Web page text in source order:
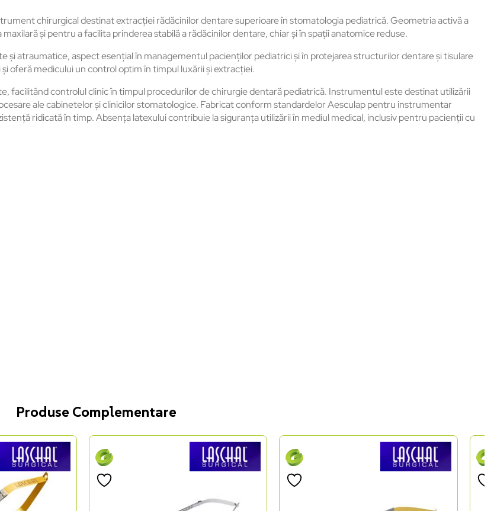
chirurgical destinat extracției rădăcinilor dentare superioare în stomatologia pediatrică. Geometria activă a
și pentru a facilita prinderea stabilă a rădăcinilor dentare, chiar și în spații anatomice reduse.
și atraumatice, aspect esențial în managementul pacienților pediatrici și în protejarea structurilor dentare și tisulare
medicului un control optim în timpul luxării și extracției.
facilitând controlul clinic în timpul procedurilor de chirurgie dentară pediatrică. Instrumentul este destinat utilizării
ale cabinetelor și clinicilor stomatologice. Fabricat conform standardelor Aesculap pentru instrumentar
ridicată în timp. Absența latexului contribuie la siguranța utilizării în mediul medical, inclusiv pentru pacienții cu
Produse Complementare